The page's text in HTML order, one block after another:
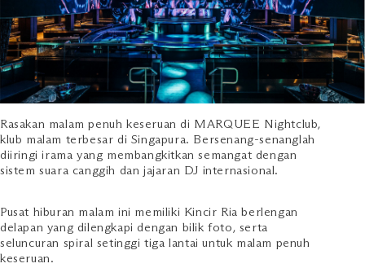
Rasakan malam penuh keseruan di MARQUEE Nightclub,
klub malam terbesar di Singapura. Bersenang-senanglah
diiringi irama yang membangkitkan semangat dengan
sistem suara canggih dan jajaran DJ internasional.
Pusat hiburan malam ini memiliki Kincir Ria berlengan
delapan yang dilengkapi dengan bilik foto, serta
seluncuran spiral setinggi tiga lantai untuk malam penuh
keseruan.